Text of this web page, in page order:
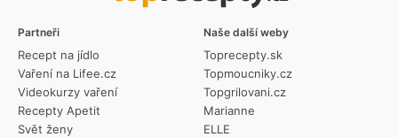
Partneři
Recept na jídlo
Vaření na Lifee.cz
Videokurzy vaření
Recepty Apetit
Svět ženy
Naše další weby
Toprecepty.sk
Topmoucniky.cz
Topgrilovani.cz
Marianne
ELLE